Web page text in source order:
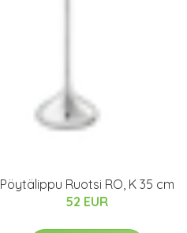
Pöytälippu Ruotsi RO, K 35 cm
52 EUR